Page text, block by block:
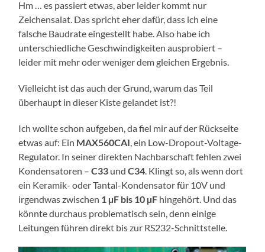
Hm … es passiert etwas, aber leider kommt nur
Zeichensalat. Das spricht eher dafür, dass ich eine
falsche Baudrate eingestellt habe. Also habe ich
unterschiedliche Geschwindigkeiten ausprobiert –
leider mit mehr oder weniger dem gleichen Ergebnis.
Vielleicht ist das auch der Grund, warum das Teil
überhaupt in dieser Kiste gelandet ist?!
Ich wollte schon aufgeben, da fiel mir auf der Rückseite
etwas auf: Ein MAX560CAI, ein Low-Dropout-Voltage-
Regulator. In seiner direkten Nachbarschaft fehlen zwei
Kondensatoren –C33 und C34. Klingt so, als wenn dort
ein Keramik- oder Tantal-Kondensator für 10V und
irgendwas zwischen 1 µF bis 10 µF hingehört. Und das
könnte durchaus problematisch sein, denn einige
Leitungen führen direkt bis zur RS232-Schnittstelle.